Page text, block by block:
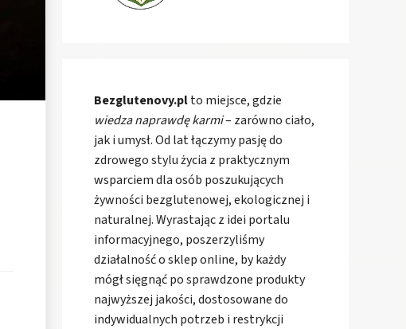
Bezglutenovy.plto miejsce, gdzie
wiedza naprawdę karmi– zarówno ciało,
jak i umysł. Od lat łączymy pasję do
zdrowego stylu życia z praktycznym
wsparciem dla osób poszukujących
żywności bezglutenowej, ekologicznej i
naturalnej. Wyrastając z idei portalu
informacyjnego, poszerzyliśmy
działalność o sklep online, by każdy
mógł sięgnąć po sprawdzone produkty
najwyższej jakości, dostosowane do
indywidualnych potrzeb i restrykcji